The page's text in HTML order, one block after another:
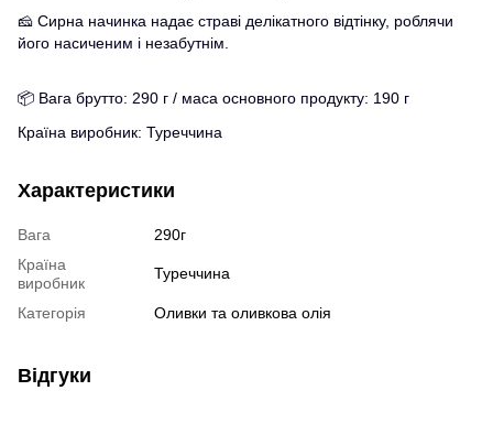
🧀 Сирна начинка надає страві делікатного відтінку, роблячи
його насиченим і незабутнім.
📦 Вага брутто: 290 г / маса основного продукту: 190 г
Країна виробник: Туреччина
Характеристики
Вага
290г
Країна
виробник
Туреччина
Категорія Оливки та оливкова олія
Відгуки